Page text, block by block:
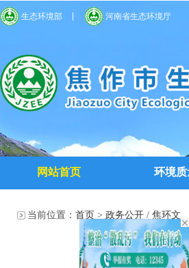
生态环境部 河南省生态环境厅
网站首页 环境质
当前位置： 首页 > 政务公开 / 焦环文
焦环文〔